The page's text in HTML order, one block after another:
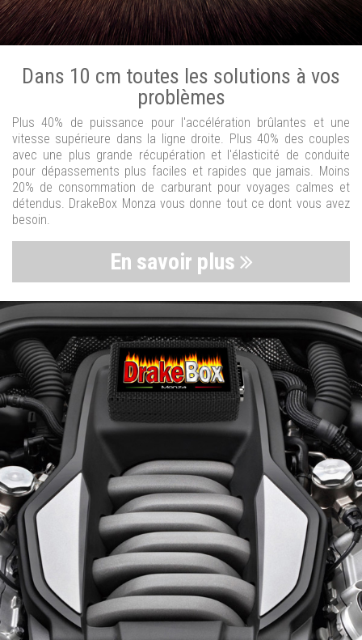
Dans 10 cm toutes les solutions à vos
problèmes
Plus 40% de puissance pour l'accélération brûlantes et une
vitesse supérieure dans la ligne droite. Plus 40% des couples
avec une plus grande récupération et l'élasticité de conduite
pour dépassements plus faciles et rapides que jamais. Moins
20% de consommation de carburant pour voyages calmes et
détendus. DrakeBox Monza vous donne tout ce dont vous avez
besoin.
En savoir plus